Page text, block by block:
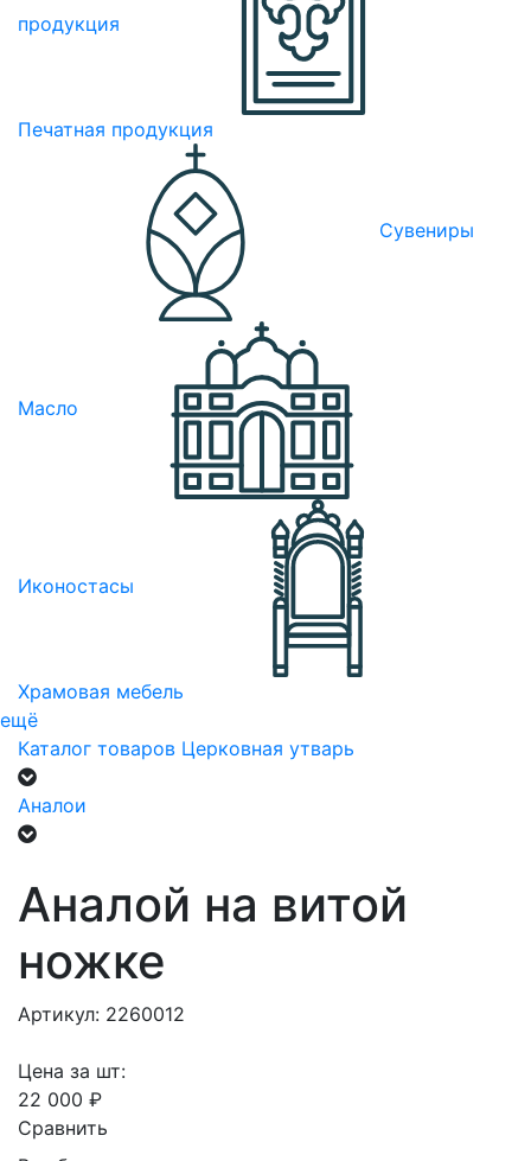
продукция
Печатная продукция
Сувениры
Масло
Иконостасы
Храмовая мебель
ещё
Каталог товаров Церковная утварь
Аналои
Аналой на витой
ножке
Артикул: 2260012
Цена за шт:
22 000 ₽
Сравнить